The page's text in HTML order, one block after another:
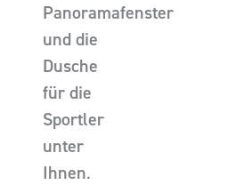
Panoramafenster
und die
Dusche
für die
Sportler
unter
Ihnen.